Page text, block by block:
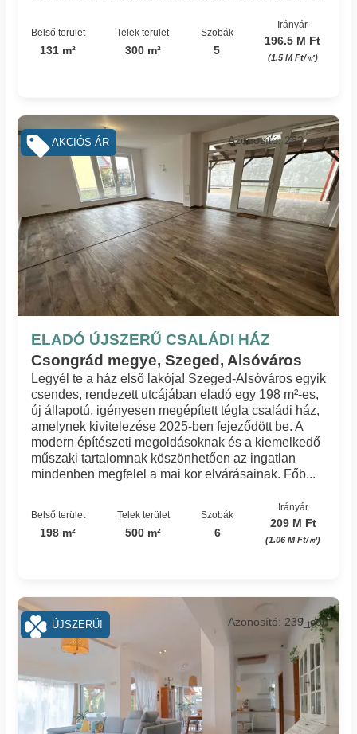
Belső terület
131 m²
Telek terület
300 m²
Szobák
5
Irányár
196.5 M Ft
(1.5 M Ft/㎡)
ELADÓ ÚJSZERŰ CSALÁDI HÁZ
Csongrád megye, Szeged, Alsóváros
Azonosító: 262_coh
Legyél te a ház első lakója! Szeged-Alsóváros egyik
csendes, rendezett utcájában eladó egy 198 m²-es,
új állapotú, igényesen megépített tégla családi ház,
amelynek kivitelezése 2025-ben fejeződött be. A
modern építészeti megoldásoknak és a kiemelkedő
műszaki tartalomnak köszönhetően az ingatlan
mindenben megfelel a mai kor elvárásainak. Főb...
Belső terület
198 m²
Telek terület
500 m²
Szobák
6
Irányár
209 M Ft
(1.06 M Ft/㎡)
AKCIÓS ÁR
Azonosító: 239_coh
ÚJSZERŰ!